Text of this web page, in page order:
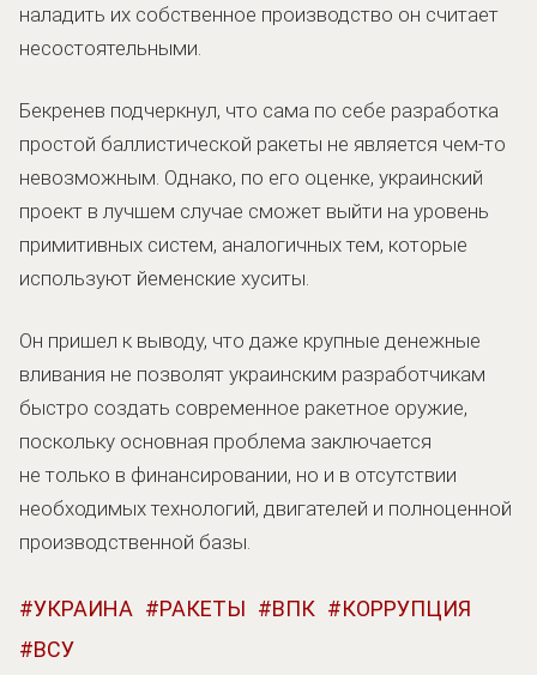
наладить их собственное производство он считает
несостоятельными.
Бекренев подчеркнул, что сама по себе разработка
простой баллистической ракеты не является чем-то
невозможным. Однако, по его оценке, украинский
проект в лучшем случае сможет выйти на уровень
примитивных систем, аналогичных тем, которые
используют йеменские хуситы.
Он пришел к выводу, что даже крупные денежные
вливания не позволят украинским разработчикам
быстро создать современное ракетное оружие,
поскольку основная проблема заключается
не только в финансировании, но и в отсутствии
необходимых технологий, двигателей и полноценной
производственной базы.
УКРАИНА РАКЕТЫ ВПК
КОРРУПЦИЯ
ВСУ